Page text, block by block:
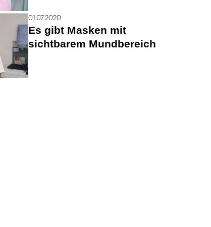
01.07.2020
Es gibt Masken mit
sichtbarem Mundbereich